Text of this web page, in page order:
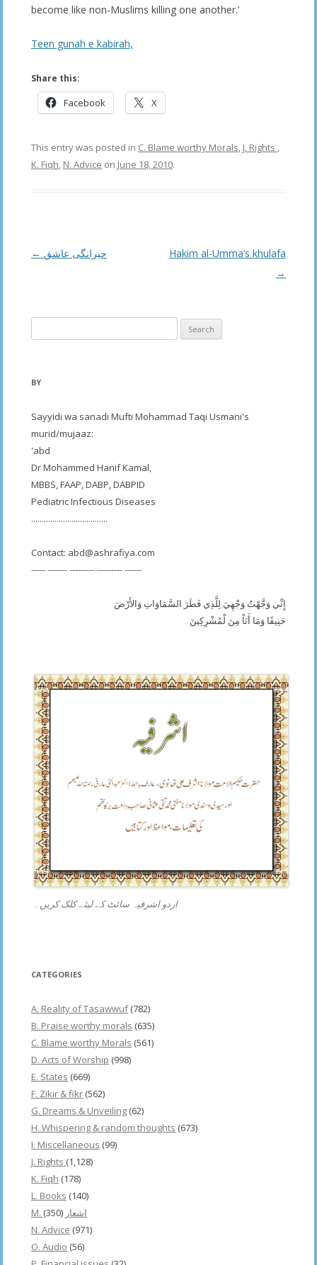
become like non-Muslims killing one another.’
Teen gunah e kabirah,
Share this:
Facebook X
This entry was posted in C. Blame worthy Morals, J. Rights ,
K. Fiqh, N. Advice on June 18, 2010.
Post
← حیرانگی عاشق
Hakim al-Umma’s khulafa
→
for:
BY
Sayyidi wa sanadi Mufti Mohammad Taqi Usmani's
murid/mujaaz:
'abd
Dr Mohammed Hanif Kamal,
MBBS, FAAP, DABP, DABPID
Pediatric Infectious Diseases
....................................
Contact: abd@ashrafiya.com
----- ------- --------- --------- ------
إِنِّي وَجَّهْتُ وَجْهِيَ لِلَّذِي فَطَرَ السَّمَاوَاتِ وَالأَرْضَ
حَنِيفًا وَمَا أَنَاْ مِنَ لْمُشْرِكِينَ
اردو اشرفیہ سائٹ کے لیئے کلک کریں۔
CATEGORIES
A. Reality of Tasawwuf(782)
B. Praise worthy morals (635)
C. Blame worthy Morals (561)
D. Acts of Worship (998)
E. States (669)
F. Zikir & fikr (562)
G. Dreams & Unveiling (62)
H. Whispering & random thoughts (673)
I. Miscellaneous (99)
J. Rights (1,128)
K. Fiqh (178)
L. Books (140)
M. اشعار (350)
N. Advice (971)
O. Audio (56)